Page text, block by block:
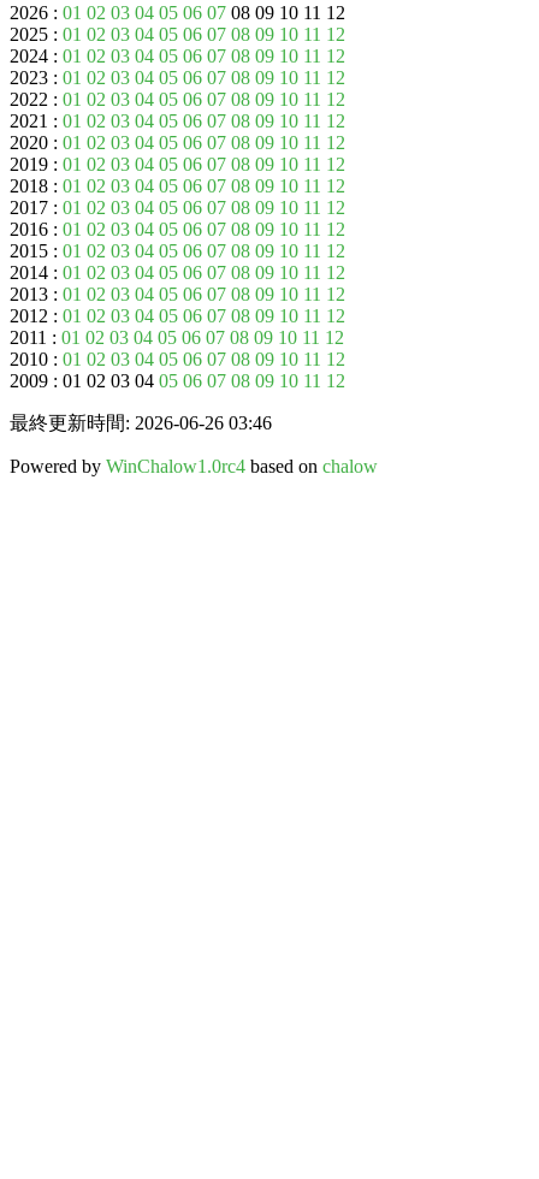
2026 : 01 02 03 04 05 06 07 08 09 10 11 12
2025 : 01 02 03 04 05 06 07 08 09 10 11 12
2024 : 01 02 03 04 05 06 07 08 09 10 11 12
2023 : 01 02 03 04 05 06 07 08 09 10 11 12
2022 : 01 02 03 04 05 06 07 08 09 10 11 12
2021 : 01 02 03 04 05 06 07 08 09 10 11 12
2020 : 01 02 03 04 05 06 07 08 09 10 11 12
2019 : 01 02 03 04 05 06 07 08 09 10 11 12
2018 : 01 02 03 04 05 06 07 08 09 10 11 12
2017 : 01 02 03 04 05 06 07 08 09 10 11 12
2016 : 01 02 03 04 05 06 07 08 09 10 11 12
2015 : 01 02 03 04 05 06 07 08 09 10 11 12
2014 : 01 02 03 04 05 06 07 08 09 10 11 12
2013 : 01 02 03 04 05 06 07 08 09 10 11 12
2012 : 01 02 03 04 05 06 07 08 09 10 11 12
2011 : 01 02 03 04 05 06 07 08 09 10 11 12
2010 : 01 02 03 04 05 06 07 08 09 10 11 12
2009 : 01 02 03 04 05 06 07 08 09 10 11 12
最終更新時間: 2026-06-26 03:46
Powered by WinChalow1.0rc4 based on chalow